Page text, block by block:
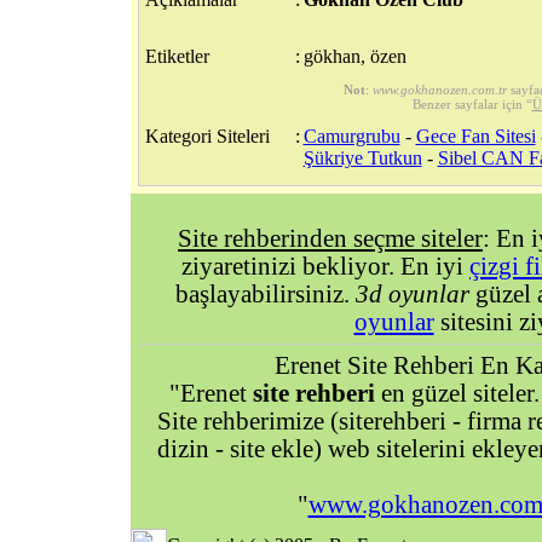
Etiketler : gökhan, özen
Not: www.gokhanozen.com.tr
Benzer sayfalar için “
Kategori Siteleri : Camurgrubu - Gece Fan Sitesi
Şükriye Tutkun - Sibel CAN
Site rehberinden seçme siteler: En
ziyaretinizi bekliyor. En iyi çizgi
başlayabilirsiniz. 3d oyunlargüzel
oyunlarsitesini
Erenet Site Rehberi En
"Erenet site rehberi en güzel
Site rehberimize (siterehberi - firma
dizin - site ekle) web sitelerini
"